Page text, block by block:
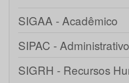
SIGAA - Acadêmico
SIPAC - Administrativo
SIGRH - Recursos